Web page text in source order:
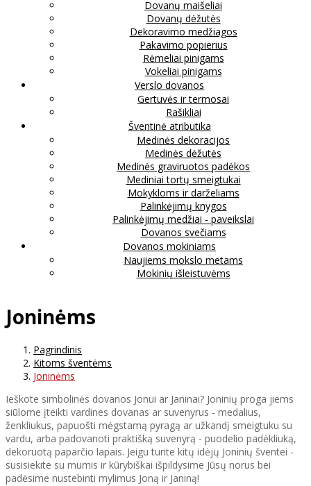
Dovanų maišeliai
Dovanų dėžutės
Dekoravimo medžiagos
Pakavimo popierius
Rėmeliai pinigams
Vokeliai pinigams
Verslo dovanos
Gertuvės ir termosai
Rašikliai
Šventinė atributika
Medinės dekoracijos
Medinės dėžutės
Medinės graviruotos padėkos
Mediniai tortų smeigtukai
Mokykloms ir darželiams
Palinkėjimų knygos
Palinkėjimų medžiai - paveikslai
Dovanos svečiams
Dovanos mokiniams
Naujiems mokslo metams
Mokinių išleistuvėms
Joninėms
Pagrindinis
Kitoms šventėms
Joninėms
Ieškote simbolinės dovanos Jonui ar Janinai? Joninių proga jiems
siūlome įteikti vardines dovanas ar suvenyrus - medalius,
ženkliukus, papuošti mėgstamą pyragą ar užkandį smeigtuku su
vardu, arba padovanoti praktišką suvenyrą - puodelio padėkliuką,
dekoruotą paparčio lapais. Jeigu turite kitų idėjų Joninių šventei -
susisiekite su mumis ir kūrybiškai išpildysime Jūsų norus bei
padėsime nustebinti mylimus Joną ir Janiną!